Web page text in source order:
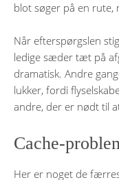
blot søger på en rute,
Når efterspørgslen
ledige sæder tæt på
dramatisk. Andre
lukker, fordi
andre, der er nødt til
Cache-
Her er noget de